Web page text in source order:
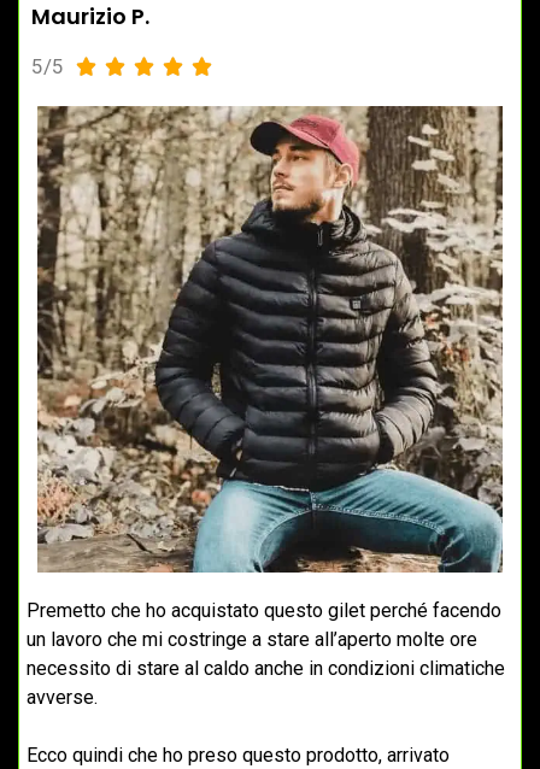
Maurizio P.
5/5     
Premetto che ho acquistato questo gilet perché facendo
un lavoro che mi costringe a stare all’aperto molte ore
necessito di stare al caldo anche in condizioni climatiche
avverse.
Ecco quindi che ho preso questo prodotto, arrivato